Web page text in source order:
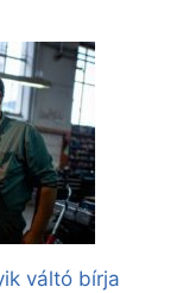
váltó bírja